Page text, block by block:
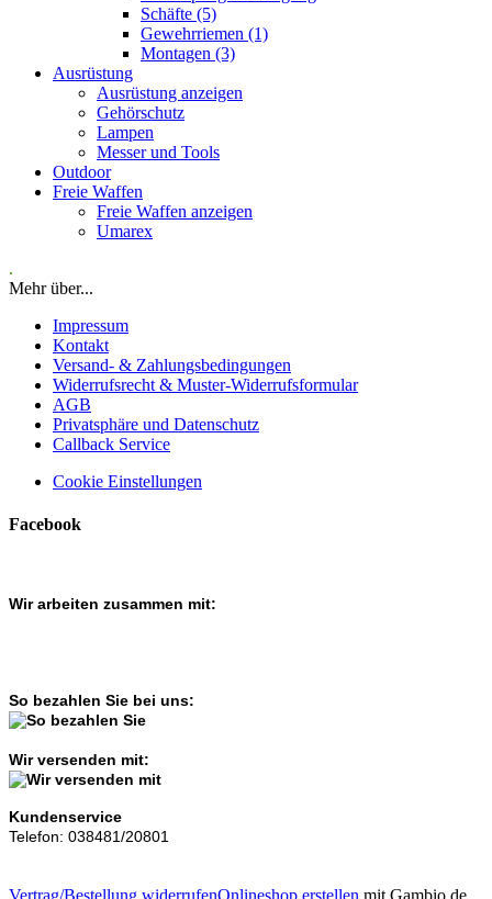
Schäfte (5)
Gewehrriemen (1)
Montagen (3)
Ausrüstung
Ausrüstung anzeigen
Gehörschutz
Lampen
Messer und Tools
Outdoor
Freie Waffen
Freie Waffen anzeigen
Umarex
.
Mehr über...
Impressum
Kontakt
Versand- & Zahlungsbedingungen
Widerrufsrecht & Muster-Widerrufsformular
AGB
Privatsphäre und Datenschutz
Callback Service
Cookie Einstellungen
Facebook
Wir arbeiten zusammen mit:
So bezahlen Sie bei uns:
Wir versenden mit:
Kundenservice
Telefon: 038481/20801